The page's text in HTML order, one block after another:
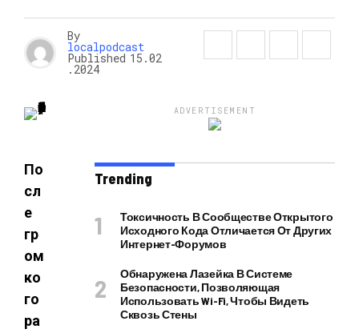
By
localpodcast
Published 15.02
.2024
По
сл
е
гр
ом
ко
го
ра
ADVERTISEMENT
Trending
Токсичность В Сообществе Открытого
Исходного Кода Отличается От Других
Интернет-Форумов
Обнаружена Лазейка В Системе
Безопасности, Позволяющая
Использовать Wi-Fi, Чтобы Видеть
Сквозь Стены